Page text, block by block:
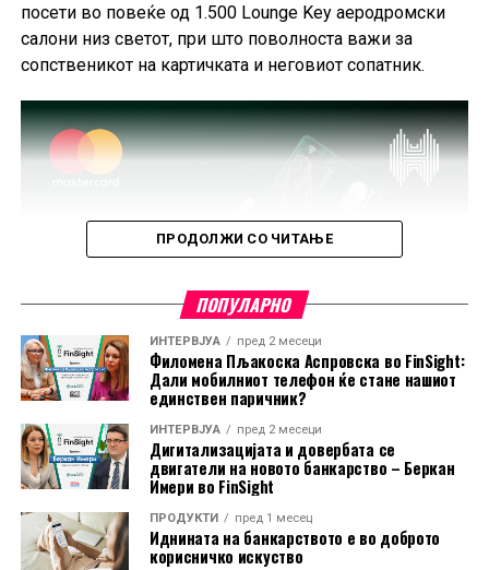
посети во повеќе од 1.500 Lounge Key аеродромски
салони низ светот, при што поволноста важи за
сопственикот на картичката и неговиот сопатник.
ПРОДОЛЖИ СО ЧИТАЊЕ
ПОПУЛАРНО
ИНТЕРВЈУА пред 2 месеци
Филомена Пљакоска Аспровска во FinSight:
Дали мобилниот телефон ќе стане нашиот
единствен паричник?
ИНТЕРВЈУА пред 2 месеци
Дигитализацијата и довербата се
двигатели на новото банкарство – Беркан
Имери во FinSight
ПРОДУКТИ пред 1 месец
Иднината на банкарството е во доброто
корисничко искуство